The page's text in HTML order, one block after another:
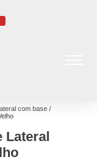
com base
Lateral